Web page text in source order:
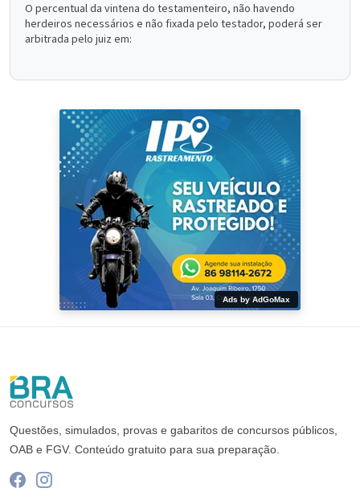
O percentual da vintena do testamenteiro, não havendo
herdeiros necessários e não fixada pelo testador, poderá ser
arbitrada pelo juiz em:
Ads by AdGoMax
Questões, simulados, provas e gabaritos de concursos públicos,
OAB e FGV. Conteúdo gratuito para sua preparação.